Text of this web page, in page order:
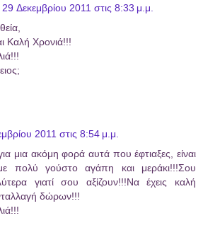
29 Δεκεμβρίου 2011 στις 8:33 μ.μ.
Καλή Χρονιά!!!
2011 στις 8:54 μ.μ.
μια ακόμη φορά αυτά που έφτιαξες, είναι
πολύ γούστο αγάπη και μεράκι!!!Σου
γιατί σου αξίζουν!!!Να έχεις καλή
δώρων!!!